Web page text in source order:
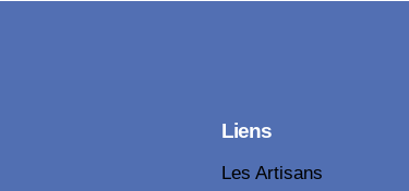
Liens
Les Artisans